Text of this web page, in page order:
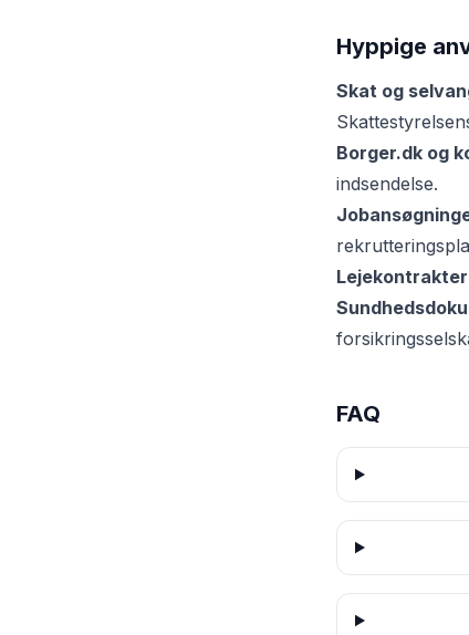
Hyppige
Skat og
Borger.dk og
indsendelse.
FAQ